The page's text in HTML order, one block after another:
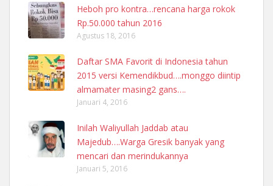
Heboh pro kontra…rencana harga rokok
Rp.50.000 tahun 2016
Agustus 18, 2016
Daftar SMA Favorit di Indonesia tahun
2015 versi Kemendikbud….monggo diintip
almamater masing2 gans….
Januari 4, 2016
Inilah Waliyullah Jaddab atau
Majedub….Warga Gresik banyak yang
mencari dan merindukannya
Januari 5, 2016